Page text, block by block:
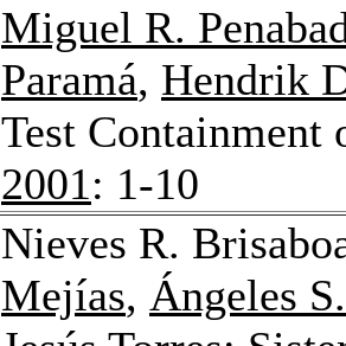
Miguel R.
Paramá, Hendrik
Test
2001: 1-10
Nieves R.
Mejías, Ángeles